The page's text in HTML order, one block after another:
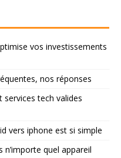
vos investissements
nos réponses
tech valides
vers iphone est si simple
quel appareil